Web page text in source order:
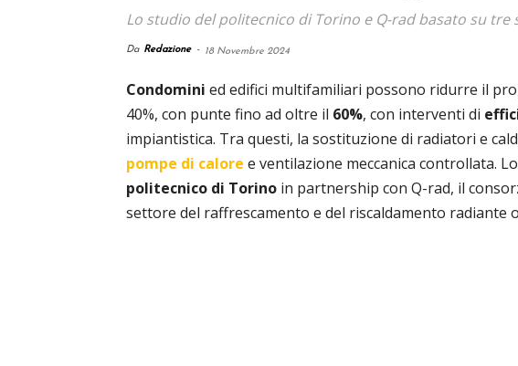
Lo studio del politecnico di Torino e Q-rad basato su tre
Da Redazione - 18 Novembre 2024
Condomini ed edifici multifamiliari possono ridurre il
40%, con punte fino ad oltre il 60%, con interventi di
impiantistica. Tra questi, la sostituzione di radiatori e
pompe di calore e ventilazione meccanica controllata.
politecnico di Torino in partnership con Q-rad, il
settore del raffrescamento e del riscaldamento